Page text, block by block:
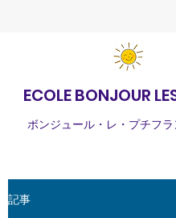
ECOLE BONJOUR
ボンジュール・レ・プチフ
記事